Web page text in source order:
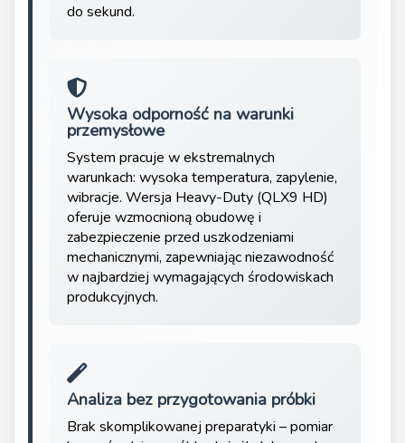
do sekund.
Wysoka odporność na warunki
przemysłowe
System pracuje w ekstremalnych
warunkach: wysoka temperatura, zapylenie,
wibracje. Wersja Heavy-Duty (QLX9 HD)
oferuje wzmocnioną obudowę i
zabezpieczenie przed uszkodzeniami
mechanicznymi, zapewniając niezawodność
w najbardziej wymagających środowiskach
produkcyjnych.
Analiza bez przygotowania próbki
Brak skomplikowanej preparatyki – pomiar